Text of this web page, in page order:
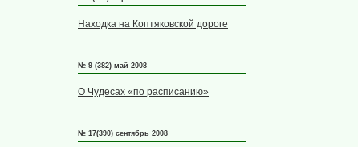
Находка на Коптяковской дороге
№ 9 (382) май 2008
О Чудесах «по расписанию»
№ 17(390) сентябрь 2008